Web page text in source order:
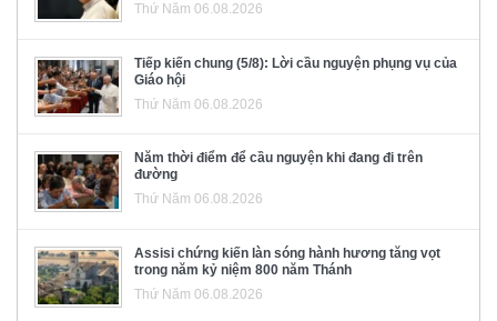
Thứ Năm 06.08.2026
Tiếp kiến chung (5/8): Lời cầu nguyện phụng vụ của
Giáo hội
Thứ Năm 06.08.2026
Năm thời điểm để cầu nguyện khi đang đi trên
đường
Thứ Năm 06.08.2026
Assisi chứng kiến làn sóng hành hương tăng vọt
trong năm kỷ niệm 800 năm Thánh
Thứ Năm 06.08.2026